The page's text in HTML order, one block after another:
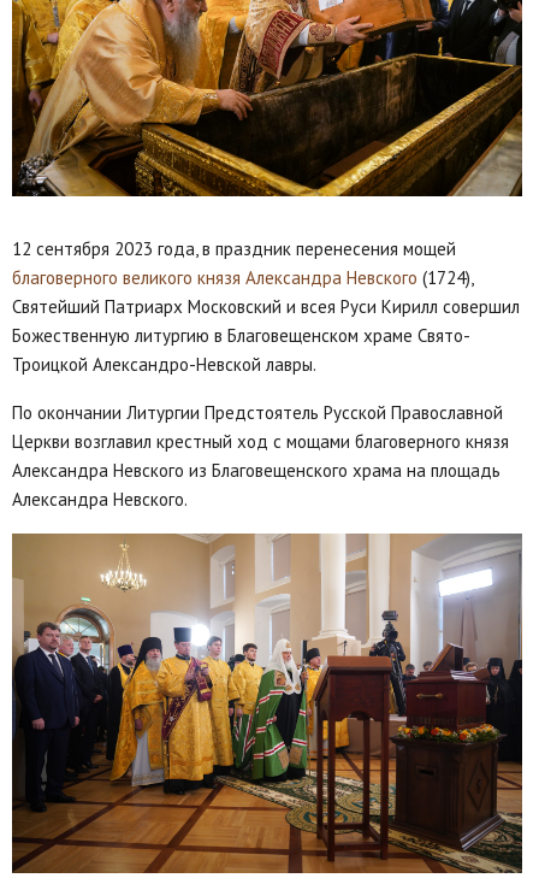
12 сентября 2023 года, в праздник перенесения мощей
благоверного великого князя Александра Невского (1724),
Святейший Патриарх Московский и всея Руси Кирилл совершил
Божественную литургию в Благовещенском храме Свято-
Троицкой Александро-Невской лавры.
По окончании Литургии Предстоятель Русской Православной
Церкви возглавил крестный ход c мощами благоверного князя
Александра Невского из Благовещенского храма на площадь
Александра Невского.